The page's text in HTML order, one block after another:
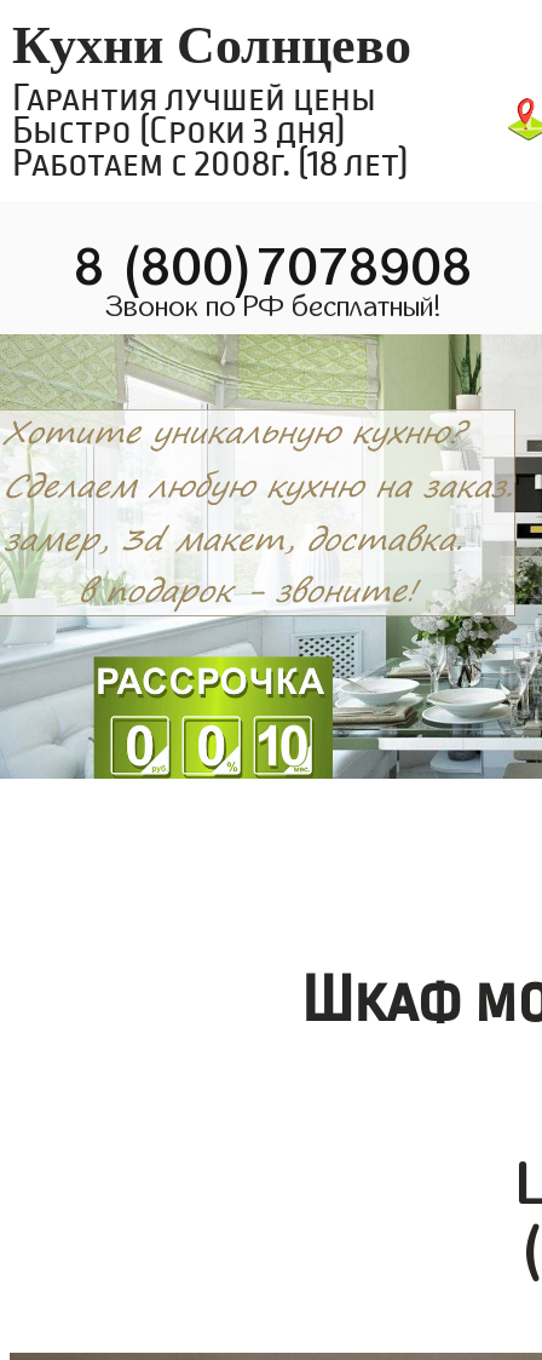
Кухни Солнцево
Гарантия лучшей цены
Быстро (Сроки 3 дня)
Работаем с 2008г. (18 лет)
8 (800)7078908
Звонок по РФ бесплатный!
Шкаф